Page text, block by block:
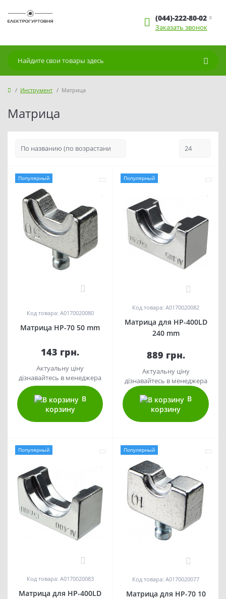
(044)-222-80-02
Заказать звонок
Инструмент Матрица
Матрица
Популярный
Код товара: A0170020080
Матрица HP-70 50 mm
143 грн.
Актуальну ціну
дізнавайтесь в менеджера
В
корзину
Популярный
Код товара: A0170020082
Матрица для HP-400LD
240 mm
889 грн.
Актуальну ціну
дізнавайтесь в менеджера
В
корзину
Популярный
0
Код товара: A0170020083
Матрица для HP-400LD
Популярный
0
Код товара: A0170020077
Матрица для HP-70 10